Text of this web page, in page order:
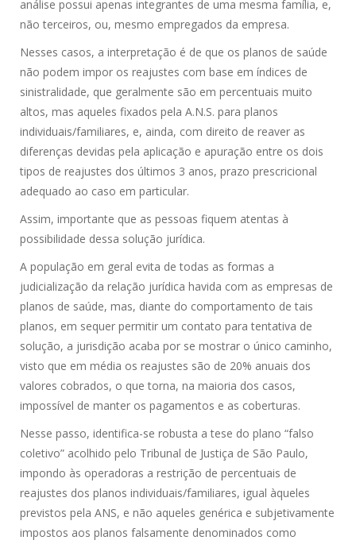
análise possui apenas integrantes de uma mesma família, e,
não terceiros, ou, mesmo empregados da empresa.
Nesses casos, a interpretação é de que os planos de saúde
não podem impor os reajustes com base em índices de
sinistralidade, que geralmente são em percentuais muito
altos, mas aqueles fixados pela A.N.S. para planos
individuais/familiares, e, ainda, com direito de reaver as
diferenças devidas pela aplicação e apuração entre os dois
tipos de reajustes dos últimos 3 anos, prazo prescricional
adequado ao caso em particular.
Assim, importante que as pessoas fiquem atentas à
possibilidade dessa solução jurídica.
A população em geral evita de todas as formas a
judicialização da relação jurídica havida com as empresas de
planos de saúde, mas, diante do comportamento de tais
planos, em sequer permitir um contato para tentativa de
solução, a jurisdição acaba por se mostrar o único caminho,
visto que em média os reajustes são de 20% anuais dos
valores cobrados, o que torna, na maioria dos casos,
impossível de manter os pagamentos e as coberturas.
Nesse passo, identifica-se robusta a tese do plano “falso
coletivo” acolhido pelo Tribunal de Justiça de São Paulo,
impondo às operadoras a restrição de percentuais de
reajustes dos planos individuais/familiares, igual àqueles
previstos pela ANS, e não aqueles genérica e subjetivamente
impostos aos planos falsamente denominados como